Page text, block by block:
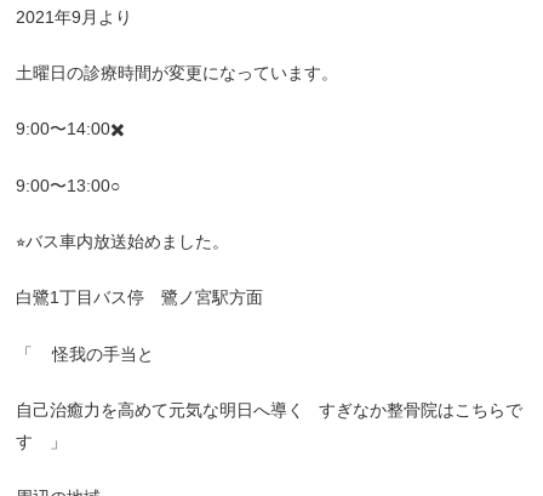
2021年9 月より
土曜日の診療時間が変更になっています。
9:00〜14:00✖️
9:00〜13:00○
⭐︎バス車内放送始めました。
白鷺1丁目バス停 鷺ノ宮駅方面
「 怪我の手当と
自己治癒力を高めて元気な明日へ導く
すぎなか整骨院はこちらで
す 」